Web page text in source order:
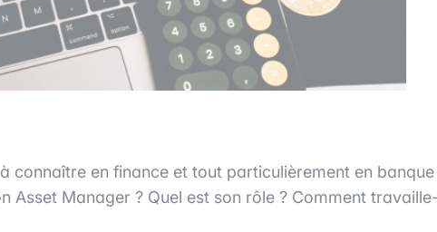
connaître en finance et tout particulièrement en banque
Asset Manager ? Quel est son rôle ? Comment